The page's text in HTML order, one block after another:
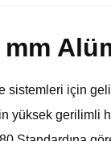
mm
için
yüksek gerilimli